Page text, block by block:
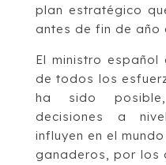
plan estratégico
antes de fin de año
El ministro
de todos los
ha sido
decisiones a
influyen en el
ganaderos, por los